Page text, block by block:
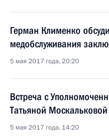
Герман Клименко
медобслуживания
5 мая 2017 года, 20:20
Встреча с
Татьяной Москальковой
5 мая 2017 года, 14:20